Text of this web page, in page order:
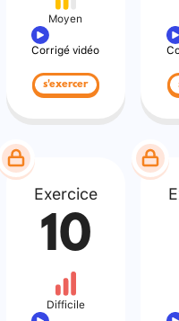
Moyen
Corrigé vidéo
s'exercer
Exercice
10
Difficile